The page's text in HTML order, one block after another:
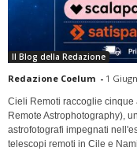
Il Blog della Redazione
Redazione Coelum - 1
Cieli Remoti raccoglie cinque
Remote Astrophotography),
astrofotografi impegnati
telescopi remoti in Cile e